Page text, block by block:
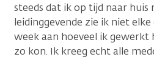
steeds dat ik op tijd naar huis
leidinggevende zie ik niet elke
week aan hoeveel ik gewerkt
zo kon. Ik kreeg echt alle